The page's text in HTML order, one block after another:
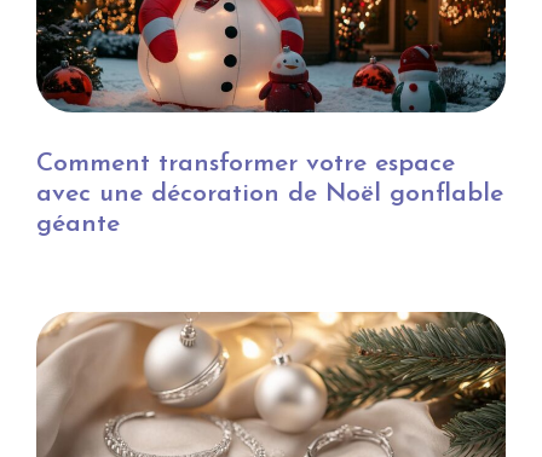
Comment transformer votre espace
avec une décoration de Noël gonflable
géante